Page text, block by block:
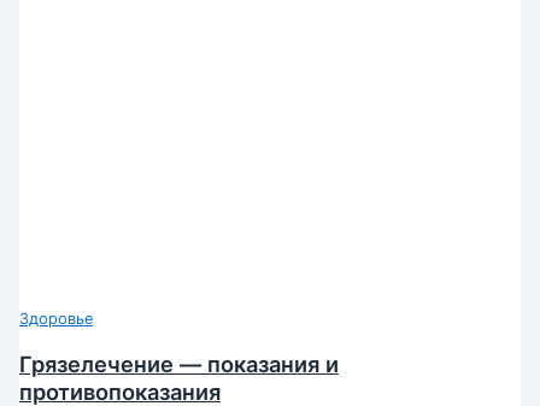
Здоровье
Грязелечение — показания и
противопоказания